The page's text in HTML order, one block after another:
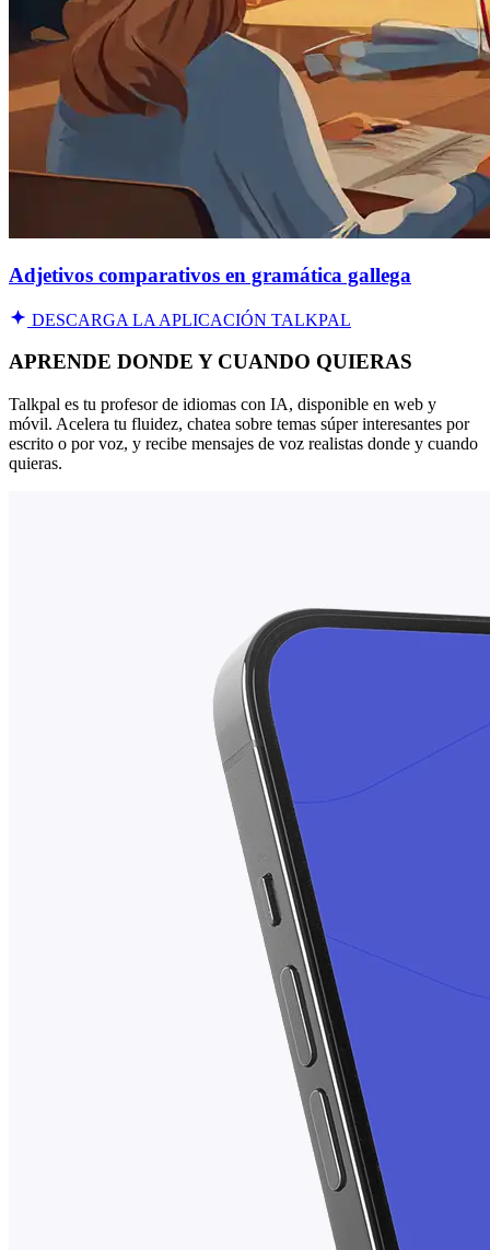
Adjetivos comparativos en gramática gallega
DESCARGA LA APLICACIÓN TALKPAL
APRENDE DONDE Y CUANDO QUIERAS
Talkpal es tu profesor de idiomas con IA, disponible en web y
móvil. Acelera tu fluidez, chatea sobre temas súper interesantes por
escrito o por voz, y recibe mensajes de voz realistas donde y cuando
quieras.